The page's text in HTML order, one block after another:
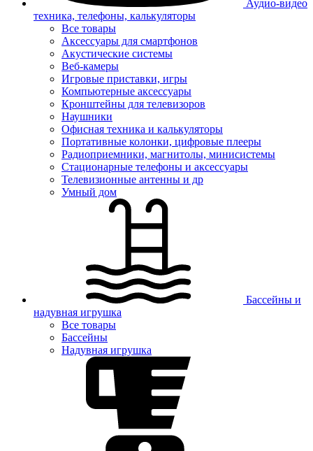
Аудио-видео
техника, телефоны, калькуляторы
Все товары
Аксессуары для смартфонов
Акустические системы
Веб-камеры
Игровые приставки, игры
Компьютерные аксессуары
Кронштейны для телевизоров
Наушники
Офисная техника и калькуляторы
Портативные колонки, цифровые плееры
Радиоприемники, магнитолы, минисистемы
Стационарные телефоны и аксессуары
Телевизионные антенны и др
Умный дом
Бассейны и
надувная игрушка
Все товары
Бассейны
Надувная игрушка